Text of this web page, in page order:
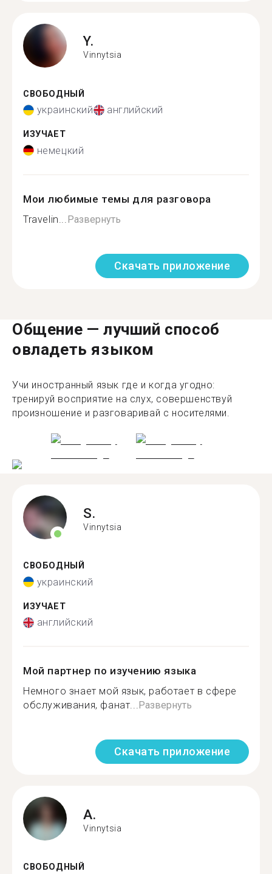
Y.
Vinnytsia
СВОБОДНЫЙ
украинский английский
ИЗУЧАЕТ
немецкий
Мои любимые темы для разговора
Travelin... Развернуть
Скачать приложение
Общение — лучший способ
овладеть языком
Учи иностранный язык где и когда угодно:
тренируй восприятие на слух, совершенствуй
произношение и разговаривай с носителями.
S.
Vinnytsia
СВОБОДНЫЙ
украинский
ИЗУЧАЕТ
английский
Мой партнер по изучению языка
Немного знает мой язык, работает в сфере
обслуживания, фанат...Развернуть
Скачать приложение
A.
Vinnytsia
СВОБОДНЫЙ